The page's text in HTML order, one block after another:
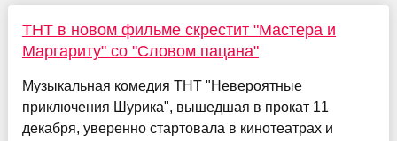
ТНТ в новом фильме скрестит "Мастера и
Маргариту" со "Словом пацана"
Музыкальная комедия ТНТ "Невероятные
приключения Шурика", вышедшая в прокат 11
декабря, уверенно стартовала в кинотеатрах и